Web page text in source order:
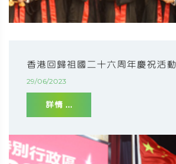
香港回歸祖國二十六周年慶祝活動
29/06/2023
詳情 ...